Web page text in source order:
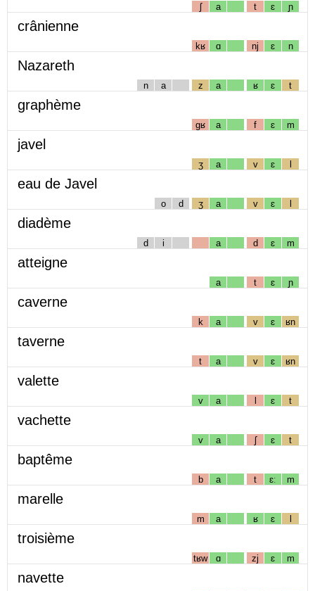
ʃ a t ɛ ɲ
crânienne
kʁ ɑ nj ɛ n
Nazareth
n a z a ʁ ɛ t
graphème
gʁ a f ɛ m
javel
ʒ a v ɛ l
eau de Javel
o d ʒ a v ɛ l
diadème
d i a d ɛ m
atteigne
a t ɛ ɲ
caverne
k a v ɛ ʁn
taverne
t a v ɛ ʁn
valette
v a l ɛ t
vachette
v a ʃ ɛ t
baptême
b a t ɛː m
marelle
m a ʁ ɛ l
troisième
tʁw ɑ zj ɛ m
navette